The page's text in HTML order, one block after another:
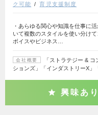
ク可能
育児支援制度
・あらゆる関心や知識を仕事に
いて複数のスタイルを使い分け
ボイスやビジネス…
会社概要
「ストラテジー &
ションズ」「インダストリーX」
興味あり